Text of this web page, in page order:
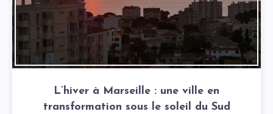
L’hiver à Marseille : une ville en
transformation sous le soleil du Sud